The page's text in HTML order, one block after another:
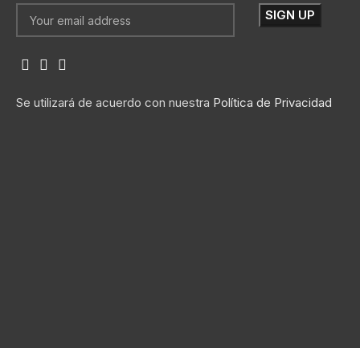
Se utilizará de acuerdo con nuestra Política de Privacidad